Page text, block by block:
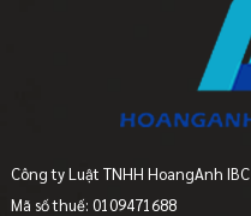
Công ty Luật TNHH HoangAnh IBC
Mã số thuế: 0109471688